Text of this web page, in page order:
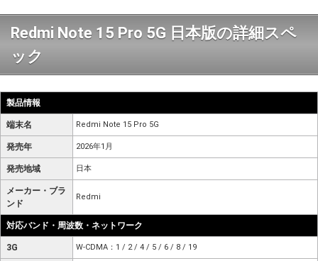
Redmi Note 15 Pro 5G 日本版の詳細スペ
ック
製品情報
端末名 Redmi Note 15 Pro 5G
発売年 2026年1月
発売地域 日本
メーカー・ブラ
ンド
Redmi
対応バンド・周波数・ネットワーク
3G W-CDMA：1 / 2 / 4 / 5 / 6 / 8 / 19